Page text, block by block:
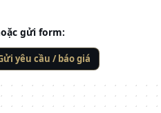
gửi form:
yêu cầu / báo giá